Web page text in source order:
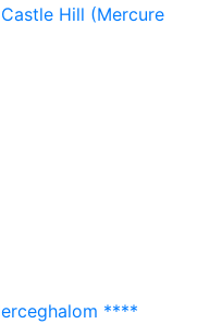
Hill (Mercure
****